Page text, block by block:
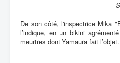
De son côté, l'inspectrice Mika
l’indique, en un bikini
meurtres dont Yamaura fait l’objet.